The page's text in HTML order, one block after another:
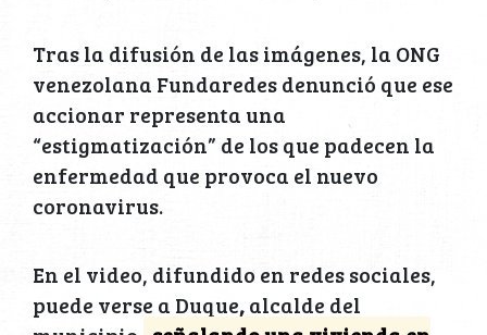
Tras la difusión de las imágenes, la ONG
venezolana Fundaredes denunció que ese
accionar representa una
“estigmatización” de los que padecen la
enfermedad que provoca el nuevo
coronavirus.
En el video, difundido en redes sociales,
puede verse a Duque,alcalde del